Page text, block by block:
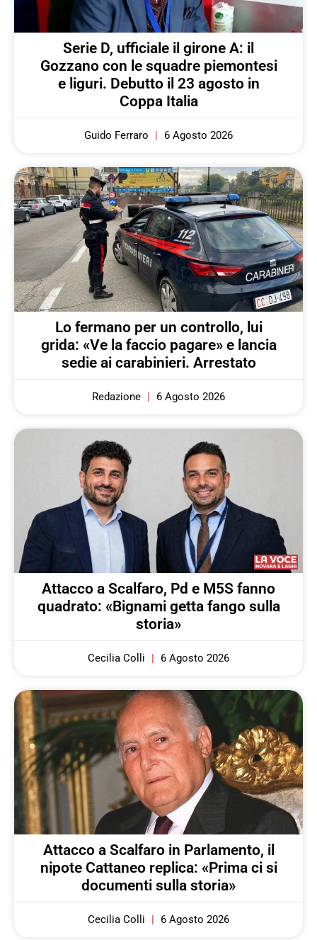
Serie D, ufficiale il girone A: il
Gozzano con le squadre piemontesi
e liguri. Debutto il 23 agosto in
Coppa Italia
Guido Ferraro 6 Agosto 2026
Lo fermano per un controllo, lui
grida: «Ve la faccio pagare» e lancia
sedie ai carabinieri. Arrestato
Redazione 6 Agosto 2026
Attacco a Scalfaro, Pd e M5S fanno
quadrato: «Bignami getta fango sulla
storia»
Cecilia Colli 6 Agosto 2026
Attacco a Scalfaro in Parlamento, il
nipote Cattaneo replica: «Prima ci si
documenti sulla storia»
Cecilia Colli 6 Agosto 2026